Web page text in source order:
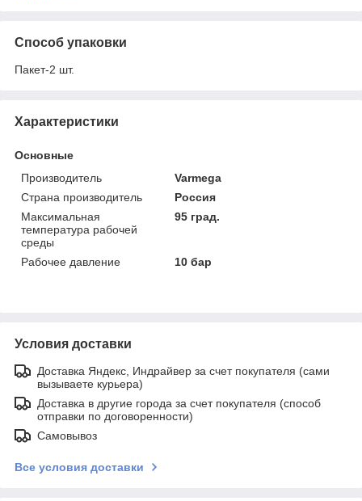
Способ упаковки
Пакет-2 шт.
Характеристики
Основные
Производитель
Varmega
Страна производитель
Россия
Максимальная
температура рабочей
среды
95 град.
Рабочее давление 10 бар
Условия доставки
Доставка Яндекс, Индрайвер за счет покупателя (сами
вызываете курьера)
Доставка в другие города за счет покупателя (способ
отправки по договоренности)
Самовывоз
Все условия доставки